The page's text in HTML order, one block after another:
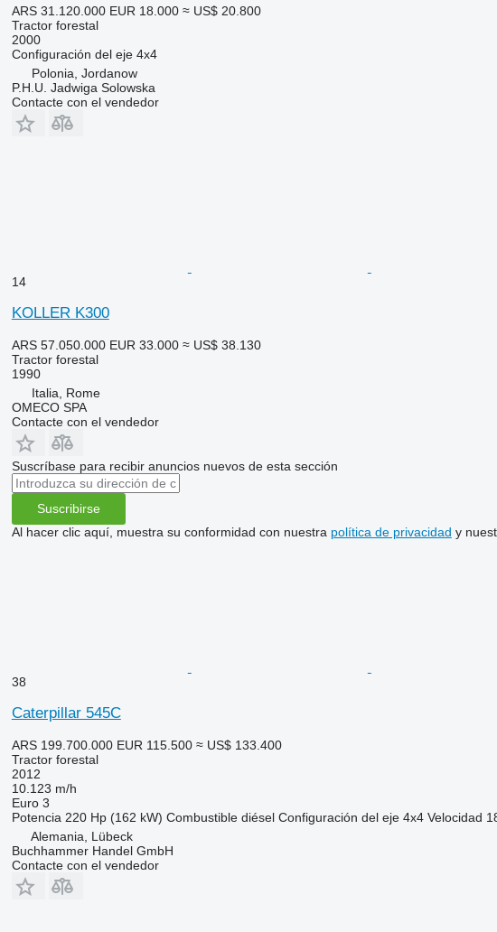
ARS 31.120.000 EUR 18.000 ≈ US$ 20.800
Tractor forestal
2000
Configuración del eje 4x4
Polonia, Jordanow
P.H.U. Jadwiga Solowska
Contacte con el vendedor
14
KOLLER K300
ARS 57.050.000 EUR 33.000 ≈ US$ 38.130
Tractor forestal
1990
Italia, Rome
OMECO SPA
Contacte con el vendedor
Suscríbase para recibir anuncios nuevos de esta sección
Suscribirse
Al hacer clic aquí, muestra su conformidad con nuestra política de privacidad y
38
Caterpillar 545C
ARS 199.700.000 EUR 115.500 ≈ US$ 133.400
Tractor forestal
2012
10.123 m/h
Euro 3
Potencia 220 Hp (162 kW) Combustible diésel Configuración del eje 4x4 Velocidad
Alemania, Lübeck
Buchhammer Handel GmbH
Contacte con el vendedor